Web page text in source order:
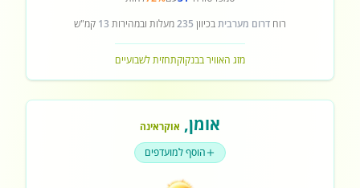
רוח דרום מערביתבכיוון 235מעלות ובמהירות 13 קמ"ש
מזג האוויר בבנקוקתחזית לשבועיים
אומן, אוקראינה
הוסף למועדפים